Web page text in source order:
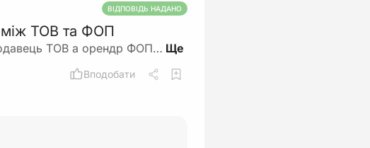
ВІДПОВІДЬ НАДАНО
між ТОВ та ФОП
ТОВ а орендр ФОП…
Вподобати